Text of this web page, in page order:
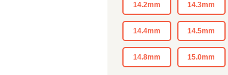
14.2mm 14.3mm
14.4mm 14.5mm
14.8mm 15.0mm